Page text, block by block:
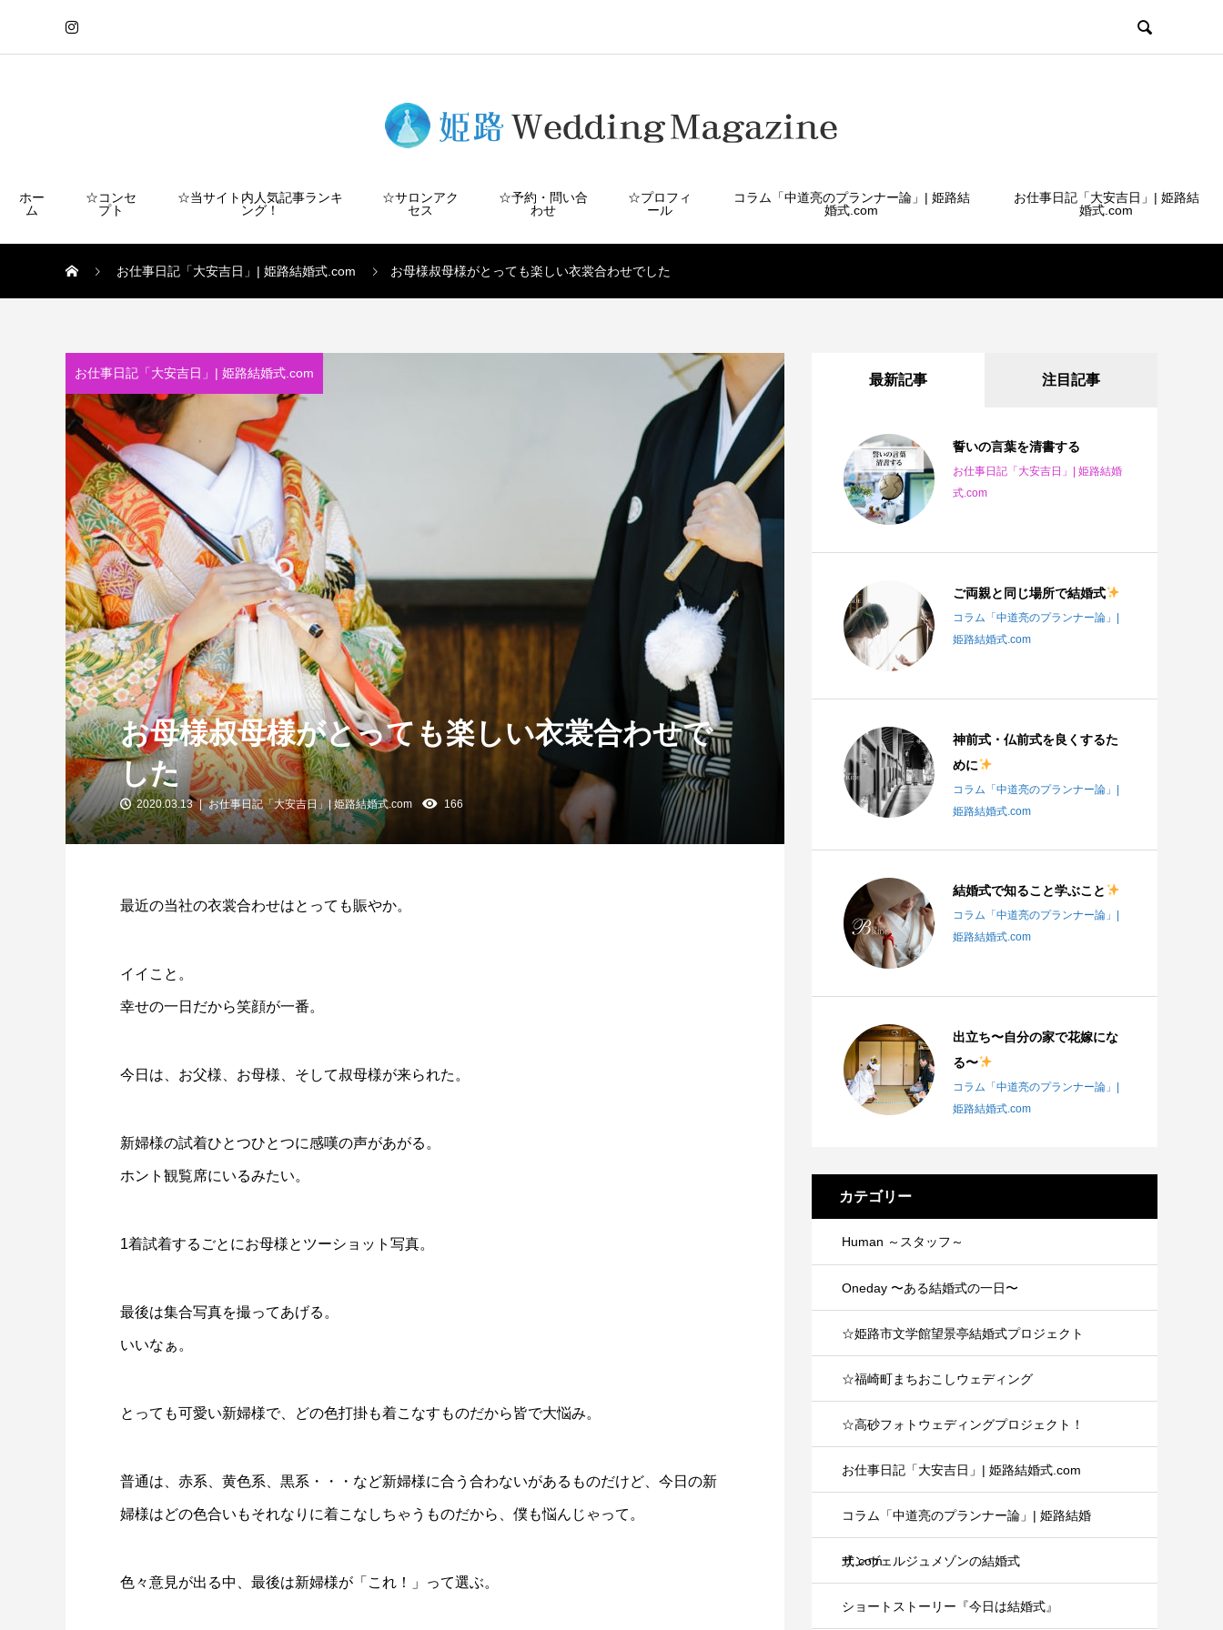

ホー
ム
☆コンセ
プト
☆当サイト内人気記事ランキ
ング！
☆サロンアク
セス
☆予約・問い合
わせ
☆プロフィ
ール
コラム「中道亮のプランナー論」| 姫路結
婚式.com
お仕事日記「大安吉日」| 姫路結
婚式.com
お仕事日記「大安吉日」| 姫路結婚式.com お母様叔母様がとっても楽しい衣裳合わせでした
お仕事日記「大安吉日」| 姫路結婚式.com
お母様叔母様がとっても楽しい衣裳合わせで
した
2020.03.13 お仕事日記「大安吉日」| 姫路結婚式.com 166
最近の当社の衣裳合わせはとっても賑やか。
イイこと。
幸せの一日だから笑顔が一番。
今日は、お父様、お母様、そして叔母様が来られた。
新婦様の試着ひとつひとつに感嘆の声があがる。
ホント観覧席にいるみたい。
1着試着するごとにお母様とツーショット写真。
最後は集合写真を撮ってあげる。
いいなぁ。
とっても可愛い新婦様で、どの色打掛も着こなすものだから皆で大悩み。
普通は、赤系、黄色系、黒系・・・など新婦様に合う合わないがあるものだけど、今日の新
婦様はどの色合いもそれなりに着こなしちゃうものだから、僕も悩んじゃって。
色々意見が出る中、最後は新婦様が「これ！」って選ぶ。
最新記事 注目記事
誓いの言葉を清書する
お仕事日記「大安吉日」| 姫路結婚
式.com
ご両親と同じ場所で結婚式
コラム「中道亮のプランナー論」|
姫路結婚式.com
神前式・仏前式を良くするた
めに
コラム「中道亮のプランナー論」|
姫路結婚式.com
結婚式で知ること学ぶこと
コラム「中道亮のプランナー論」|
姫路結婚式.com
出立ち〜自分の家で花嫁にな
る〜
コラム「中道亮のプランナー論」|
姫路結婚式.com
カテゴリー
Human ～スタッフ～
Oneday 〜ある結婚式の一日〜
☆姫路市文学館望景亭結婚式プロジェクト
☆福崎町まちおこしウェディング
☆高砂フォトウェディングプロジェクト！
お仕事日記「大安吉日」| 姫路結婚式.com
コラム「中道亮のプランナー論」| 姫路結婚
式.com
サンヴェルジュメゾンの結婚式
ショートストーリー『今日は結婚式』